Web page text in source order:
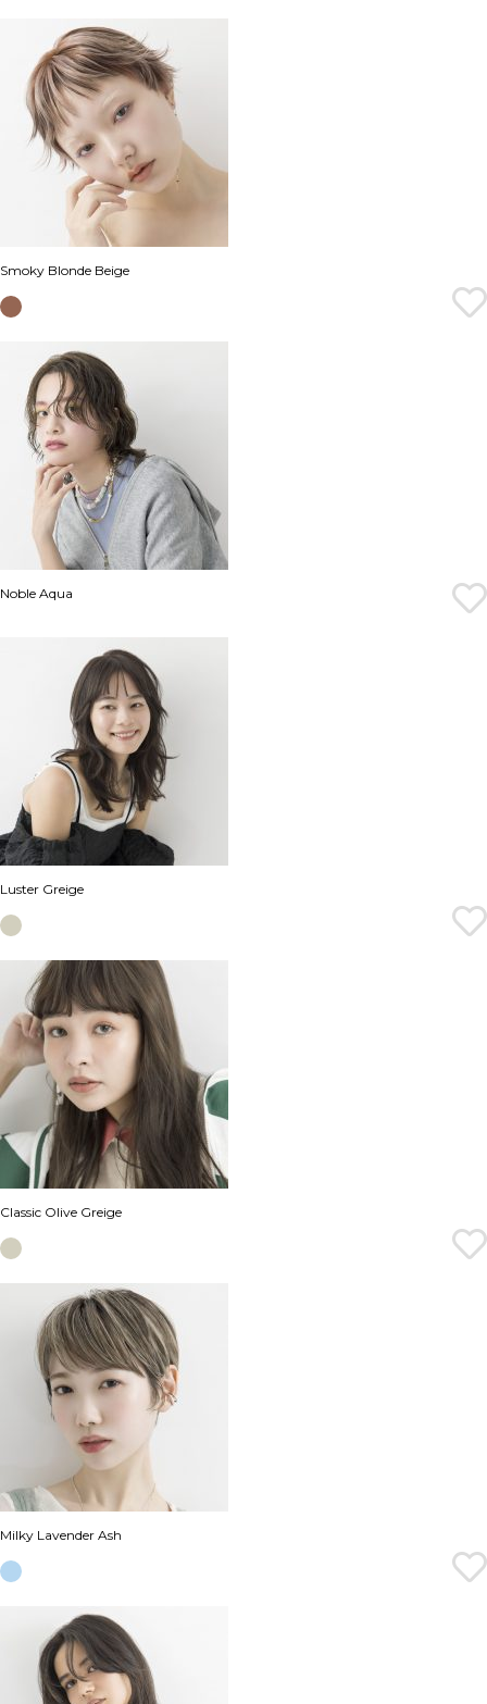
Smoky Blonde Beige
Noble Aqua
Luster Greige
Classic Olive Greige
Milky Lavender Ash